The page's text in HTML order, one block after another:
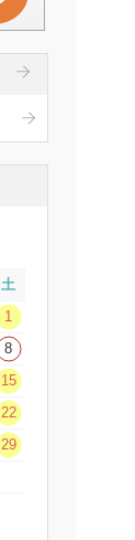
土
1
8
15
22
29